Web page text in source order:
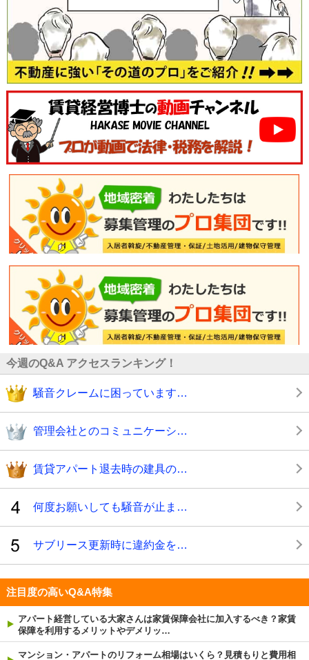
今週のQ&A アクセスランキング！
騒音クレームに困っています…
管理会社とのコミュニケーシ…
賃貸アパート退去時の建具の…
何度お願いしても騒音が止ま…
サブリース更新時に違約金を…
注目度の高いQ&A特集
アパート経営している大家さんは家賃保障会社に加入するべき？家賃
保障を利用するメリットやデメリッ…
マンション・アパートのリフォーム相場はいくら？見積もりと費用相